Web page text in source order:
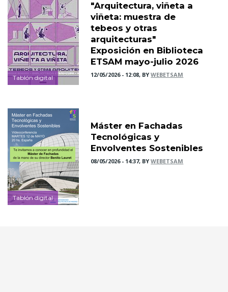
Tablón digital
"Arquitectura, viñeta a
viñeta: muestra de
tebeos y otras
arquitecturas"
Exposición en Biblioteca
ETSAM mayo-julio 2026
12/05/2026 - 12:08, BYWEBETSAM
Tablón digital
Máster en Fachadas
Tecnológicas y
Envolventes Sostenibles
08/05/2026 - 14:37, BYWEBETSAM